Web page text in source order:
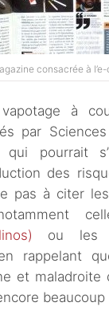
consacrée à
à
par
qui pourrait
des
pas à citer
ou les
rappelant
et maladroite
beaucoup